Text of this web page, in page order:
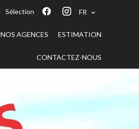
Sélection FR
NOS AGENCES ESTIMATION
CONTACTEZ-NOUS